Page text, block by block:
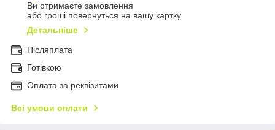
Ви отримаєте замовлення
або гроші повернуться на вашу картку
Детальніше
Післяплата
Готівкою
Оплата за реквізитами
Всі умови оплати